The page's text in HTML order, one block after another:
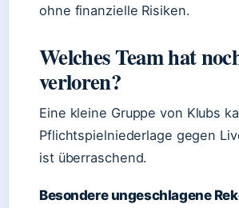
ohne finanzielle Risiken.
Welches Team hat
verloren?
Eine kleine Gruppe von Klubs
Pflichtspielniederlage gegen
ist überraschend.
Besondere ungeschlagene